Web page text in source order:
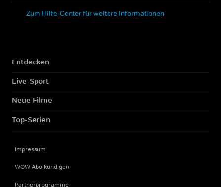
Zum Hilfe-Center für weitere Informationen
Entdecken
Live-Sport
Neue Filme
Top-Serien
Impressum
WOW Abo kündigen
Partnerprogramme